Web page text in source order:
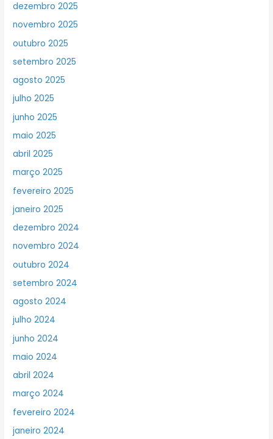
dezembro 2025
novembro 2025
outubro 2025
setembro 2025
agosto 2025
julho 2025
junho 2025
maio 2025
abril 2025
março 2025
fevereiro 2025
janeiro 2025
dezembro 2024
novembro 2024
outubro 2024
setembro 2024
agosto 2024
julho 2024
junho 2024
maio 2024
abril 2024
março 2024
fevereiro 2024
janeiro 2024